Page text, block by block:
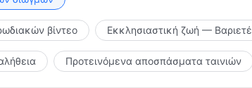
βίντεο Εκκλησιαστική ζωή — Βαριετέ
Προτεινόμενα αποσπάσματα ταινιών